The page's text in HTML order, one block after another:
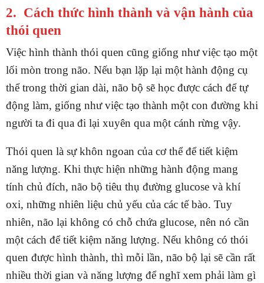
2. Cách thức hình thành và vận hành của
thói quen
Việc hình thành thói quen cũng giống như việc tạo một
lối mòn trong não. Nếu bạn lặp lại một hành động cụ
thể trong thời gian dài, não bộ sẽ học được cách để tự
động làm, giống như việc tạo thành một con đường khi
người ta đi qua đi lại xuyên qua một cánh rừng vậy.
Thói quen là sự khôn ngoan của cơ thể để tiết kiệm
năng lượng. Khi thực hiện những hành động mang
tính chủ đích, não bộ tiêu thụ đường glucose và khí
oxi, những nhiên liệu chủ yếu của các tế bào. Tuy
nhiên, não lại không có chỗ chứa glucose, nên nó cần
một cách để tiết kiệm năng lượng. Nếu không có thói
quen được hình thành, thì mỗi lần, não bộ lại sẽ cần rất
nhiều thời gian và năng lượng để nghĩ xem phải làm gì